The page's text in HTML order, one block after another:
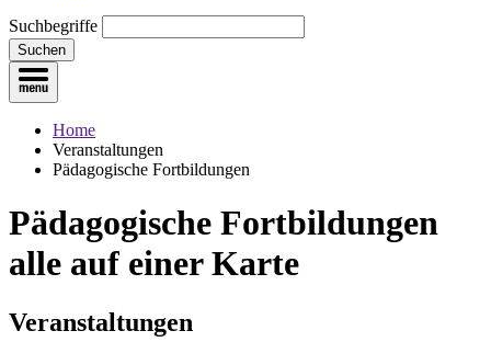
Suchbegriffe
Suchen
Home
Veranstaltungen
Pädagogische Fortbildungen
Pädagogische Fortbildungen
alle auf einer Karte
Veranstaltungen